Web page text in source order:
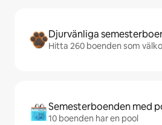
Djurvänliga
Hitta 260 boenden som
Semesterboenden med
10 boenden har en pool